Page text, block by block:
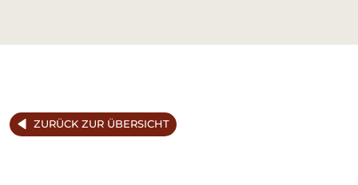
ZURÜCK ZUR ÜBERSICHT